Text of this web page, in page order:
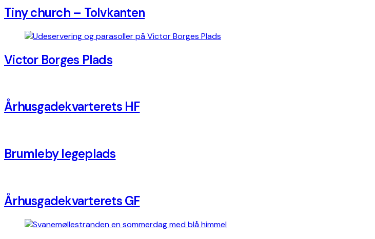
Tiny church – Tolvkanten
Victor Borges Plads
Århusgadekvarterets HF
Brumleby legeplads
Århusgadekvarterets GF